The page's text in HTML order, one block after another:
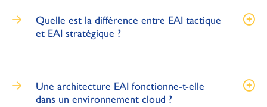
Quelle est la différence entre EAI tactique
et EAI stratégique ?
Une architecture EAI fonctionne-t-elle
dans un environnement cloud ?